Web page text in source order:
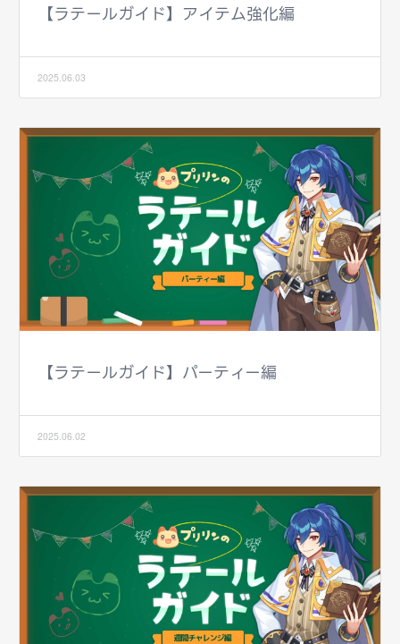
【ラテールガイド】アイテム強化編
2025.06.03
【ラテールガイド】パーティー編
2025.06.02